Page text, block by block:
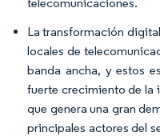
La transformación
locales de
banda ancha, y estos
fuerte crecimiento de la
que genera una gran
principales actores del